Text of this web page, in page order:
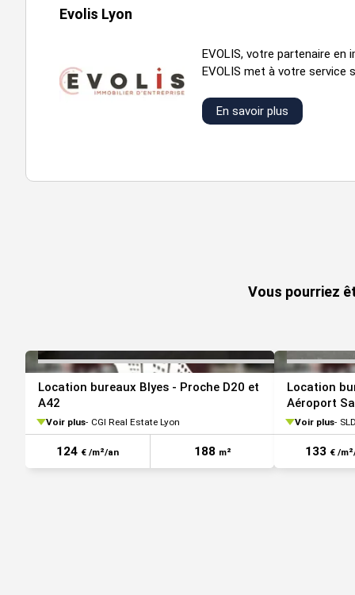
Faux plafonds acoustiques
Cloisonnement amovible
Les informations sur les risques auxquels ce bien est
Evolis Lyon
EVOLIS, votre partenaire en
EVOLIS met à votre service
En savoir plus
Vous pourriez
Location bureaux Blyes - Proche D20 et
A42
Voir plus CGI Real Estate Lyon
124 € /m²/an 188 m²
Location
Aéroport
A42
Voir plus
133 € /